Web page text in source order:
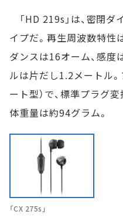
「HD 219s」は、密閉
イプだ。再生周波数特性
ダンスは16オーム、感度
ルは片だし1.2メートル
ート型）で、標準プラグ
体重量は約94グラム。
「CX 275s」